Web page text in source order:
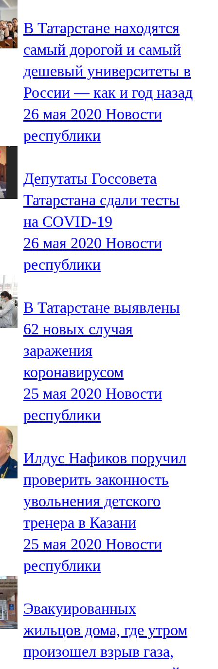
106,2 FM
Минзәлә
107,3 FM
Мөслим
100,0 FM
Нурлат
Олы Әтнә
71,42 FM
Сарман
107,8 FM
Теләче
Түбән Кама
102,6 FM
Чирмешән
107,7 FM
Чистай
103,0 FM
91,0 FM
Шәмәрдән
102,3 FM
Яңа чишмә
107,0 FM
Яр Чаллы
В Татарстане находятся
самый дорогой и самый
дешевый университеты в
России — как и год назад
26 мая 2020 Новости
республики
Депутаты Госсовета
Татарстана сдали тесты
на COVID-19
26 мая 2020 Новости
республики
В Татарстане выявлены
62 новых случая
заражения
коронавирусом
25 мая 2020 Новости
республики
Илдус Нафиков поручил
проверить законность
увольнения детского
тренера в Казани
25 мая 2020 Новости
республики
Эвакуированных
жильцов дома, где утром
произошел взрыв газа,